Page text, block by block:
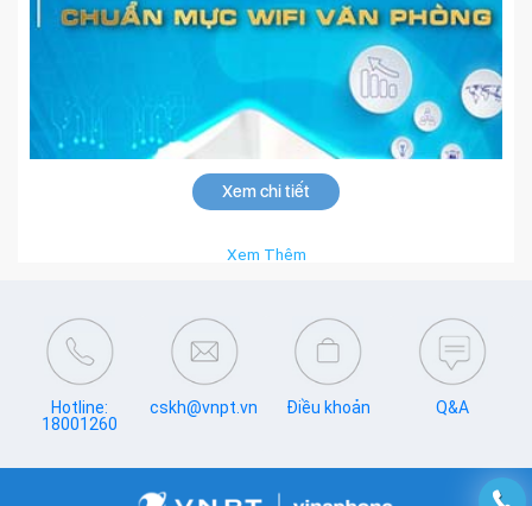
Xem chi tiết
Xem Thêm
Hotline:
18001260
cskh@vnpt.vn Điều khoản Q&A